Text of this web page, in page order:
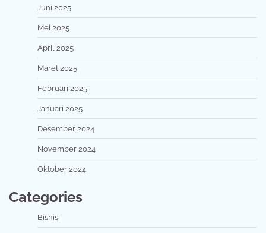
Juni 2025
Mei 2025
April 2025
Maret 2025
Februari 2025
Januari 2025
Desember 2024
November 2024
Oktober 2024
Categories
Bisnis